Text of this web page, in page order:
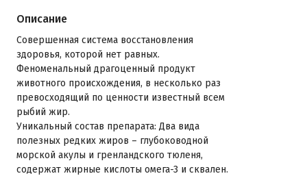
Описание
Совершенная система восстановления
здоровья, которой нет равных.
Феноменальный драгоценный продукт
животного происхождения, в несколько раз
превосходящий по ценности известный всем
рыбий жир.
Уникальный состав препарата: Два вида
полезных редких жиров – глубоководной
морской акулы и гренландского тюленя,
содержат жирные кислоты омега-3 и сквален.